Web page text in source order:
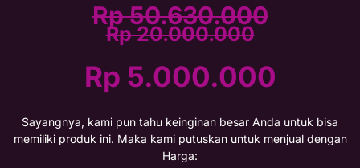
Rp 50.630.000
Rp 20.000.000
Rp 5.000.000
Sayangnya, kami pun tahu keinginan besar Anda untuk bisa
memiliki produk ini. Maka kami putuskan untuk menjual dengan
Harga: